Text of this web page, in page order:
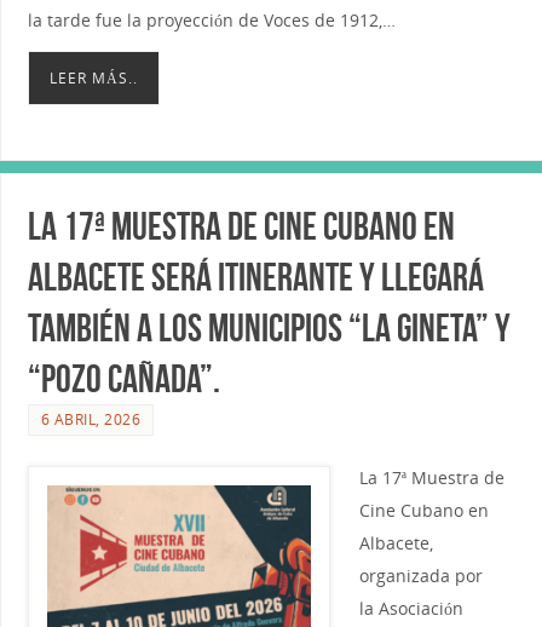
la tarde fue la proyección de Voces de 1912,…
LEER MÁS..
La 17ª Muestra de Cine Cubano en
Albacete será itinerante y llegará
también a los municipios “La Gineta” y
“Pozo Cañada”.
6 ABRIL, 2026
La 17ª Muestra de
Cine Cubano en
Albacete,
organizada por
la Asociación